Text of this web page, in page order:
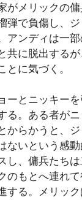
がメリックの傭
弾で負傷し、
アンディは一
共に脱出する
とに気づく。
ーとニッキーを
る。ある者が
からかうと、
ないという感
し、傭兵たちは
のもとへ連れ
する。メリッ